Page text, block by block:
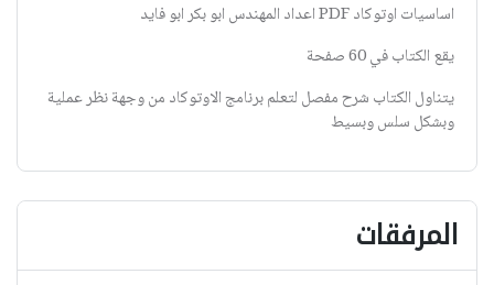
اساسيات اوتوكاد PDF اعداد المهندس ابو بكر ابو فايد
يقع الكتاب في 60 صفحة
يتناول الكتاب شرح مفصل لتعلم برنامج الاوتوكاد من وجهة نظر عملية
وبشكل سلس وبسيط
المرفقات